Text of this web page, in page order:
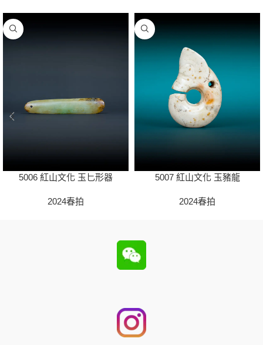
5006 紅山文化 玉匕形器
2024春拍
5007 紅山文化 玉豬龍
2024春拍